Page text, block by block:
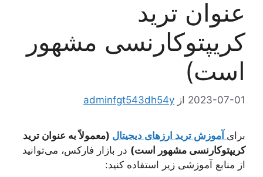
عنوان ترید
کریپتوکارنسی مشهور
است)
2023-07-01 از adminfgt543dh54y
برای آموزش ترید ارزهای دیجیتال (معمولاً به عنوان ترید
کریپتوکارنسی مشهور است) در بازار فارکس، می‌توانید
از منابع آموزشی زیر استفاده کنید: